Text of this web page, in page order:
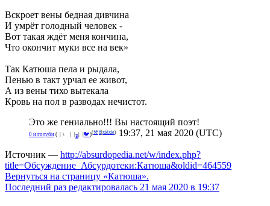
Вскроет вены бедная дивчина
И умрёт голодный человек -
Вот такая ждёт меня кончина,
Что окончит муки все на век»
Так Катюша пела и рыдала,
Пенью в такт урчал ее живот,
А из вены тихо вытекала
Кровь на пол в разводах нечистот.
Это же гениально!!! Вы настоящий поэт!
0 и голуби ( \ В 🐦)(⚒|ð|xièxie) 19:37, 21 мая 2020 (UTC)
Источник — http://absurdopedia.net/w/index.php?
title=Обсуждение_Абсурдотеки:Катюша&oldid=464559
Вернуться на страницу «Катюша».
Последний раз редактировалась 21 мая 2020 в 19:37